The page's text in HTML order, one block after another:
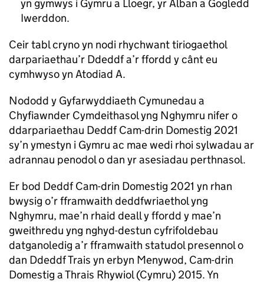
yn gymwys i Gymru a Lloegr, yr Alban a Gogledd
Iwerddon.
Ceir tabl cryno yn nodi rhychwant tiriogaethol
darpariaethau’r Ddeddf a’r ffordd y cânt eu
cymhwyso yn Atodiad A.
Nododd y Gyfarwyddiaeth Cymunedau a
Chyfiawnder Cymdeithasol yng Nghymru nifer o
ddarpariaethau Deddf Cam-drin Domestig 2021
sy’n ymestyn i Gymru ac mae wedi rhoi sylwadau ar
adrannau penodol o dan yr asesiadau perthnasol.
Er bod Deddf Cam-drin Domestig 2021 yn rhan
bwysig o’r fframwaith deddfwriaethol yng
Nghymru, mae’n rhaid deall y ffordd y mae’n
gweithredu yng nghyd-destun cyfrifoldebau
datganoledig a’r fframwaith statudol presennol o
dan Ddeddf Trais yn erbyn Menywod, Cam-drin
Domestig a Thrais Rhywiol (Cymru) 2015. Yn